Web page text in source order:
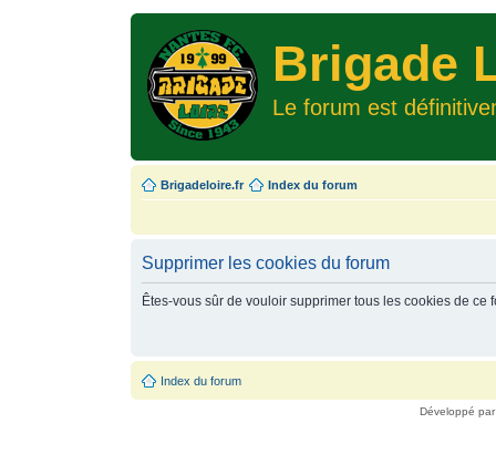
Brigade
Le forum est
Brigadeloire.fr Index du forum
Supprimer les cookies du forum
Êtes-vous sûr de vouloir supprimer tous les cookies de ce
Index du forum
Développé